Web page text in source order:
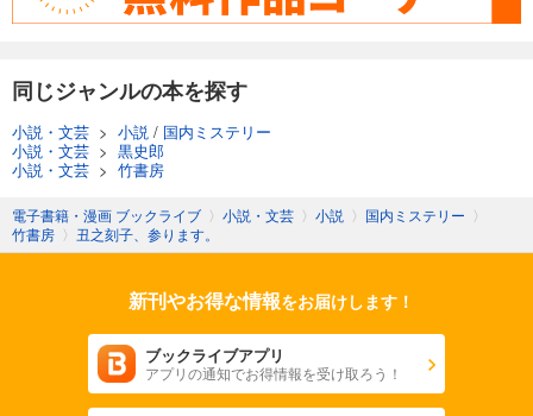
同じジャンルの本を探す
小説・文芸 > 小説 / 国内ミステリー
小説・文芸 > 黒史郎
小説・文芸 > 竹書房
電子書籍・漫画 ブックライブ 〉 小説・文芸 〉 小説 〉 国内ミステリー 〉
竹書房 〉 丑之刻子、参ります。
新刊やお得な情報をお届けします！
ブックライブアプリ
アプリの通知でお得情報を受け取ろう！